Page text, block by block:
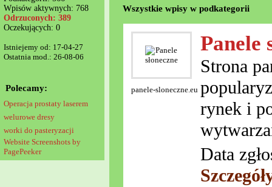
Wpisów aktywnych: 768
Odrzuconych: 389
Oczekujących: 0
Istniejemy od: 17-04-27
Ostatnia mod.: 26-08-06
Polecamy:
Operacja prostaty laserem
welurowe dresy
worki do pasteryzacji
Website Screenshots by
PagePeeker
Wszystkie wpisy w podkategorii
panele-sloneczne.eu
Panele
Strona
rynek i
Data